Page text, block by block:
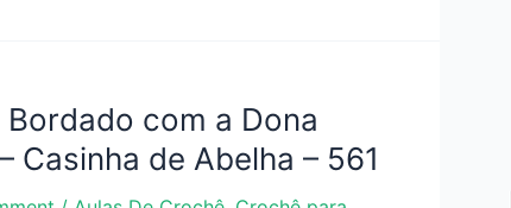
Bordado com a Dona
Casinha de Abelha – 561